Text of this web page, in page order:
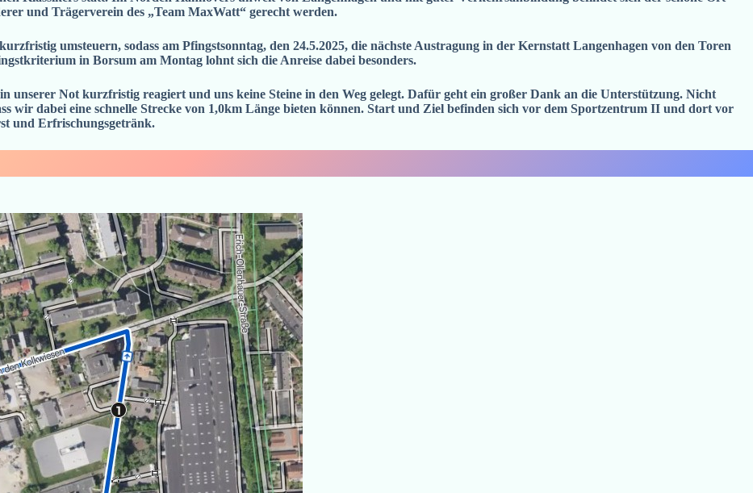
und Trägerverein des „Team MaxWatt“ gerecht werden.
umsteuern, sodass am Pfingstsonntag, den 24.5.2025, die nächste Austragung in der Kernstatt Langenhagen von den Toren
in Borsum am Montag lohnt sich die Anreise dabei besonders.
unserer Not kurzfristig reagiert und uns keine Steine in den Weg gelegt. Dafür geht ein großer Dank an die Unterstützung. Nicht
wir dabei eine schnelle Strecke von 1,0km Länge bieten können. Start und Ziel befinden sich vor dem Sportzentrum II und dort vor
und Erfrischungsgetränk.